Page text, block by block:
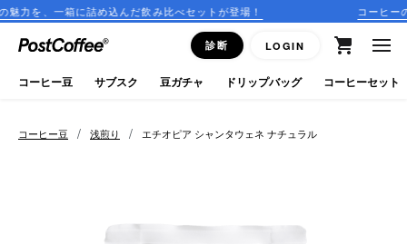
んだ飲み比べセットが登場！ コーヒーのサブスクリプショ
診断 LOGIN
close
ログイン
新規会員登録
コーヒー豆 / 浅煎り / エチオピア シャンタウェネ ナチュラル
コーヒー豆 サブスク 豆ガチャ ドリップバッグ コーヒーセット